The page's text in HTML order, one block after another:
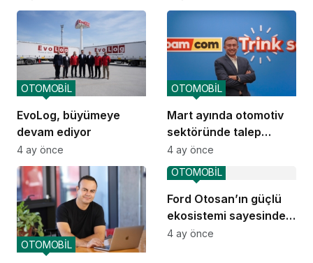
Praticar
EvoLog, büyümeye
devam ediyor
OTOMOBİL
4 ay önce
Mart ayında otomotiv
sektöründe talep
yavaşladı
OTOMOBİL
4 ay önce
OTOMOBİL
Ford Otosan’ın güçlü
ekosistemi sayesinde
Türkiye ekonomisi
OTOMOBİL
4 ay önce